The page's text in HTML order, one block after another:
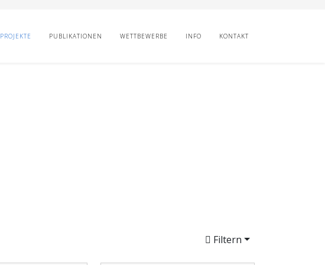
PROJEKTE PUBLIKATIONEN WETTBEWERBE INFO KONTAKT
Filtern